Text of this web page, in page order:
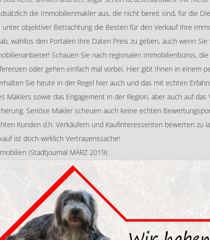
die Immobilienmakler aus, die nicht bereit sind, für die
unter objektiver Betrachtung die Besten für den Verkauf Ihre
wahllos den Portalen Ihre Daten Preis zu geben, auch wenn
Schauen Sie nach regionalen Immobilienbüros,
oder gehen einfach mal vorbei. Hier gibt Ihnen in einem
Sie heute in der Regel hier auch und das mit echten
Maklers sowie das Engagement in der Region, aber auch auf
Seriöse Makler scheuen auch keine echten
Kunden d.h. Verkäufern und Kaufinteressenten bewerten zu
ist doch wirklich Vertrauenssache!
(Stadtjournal MÄRZ 2019)